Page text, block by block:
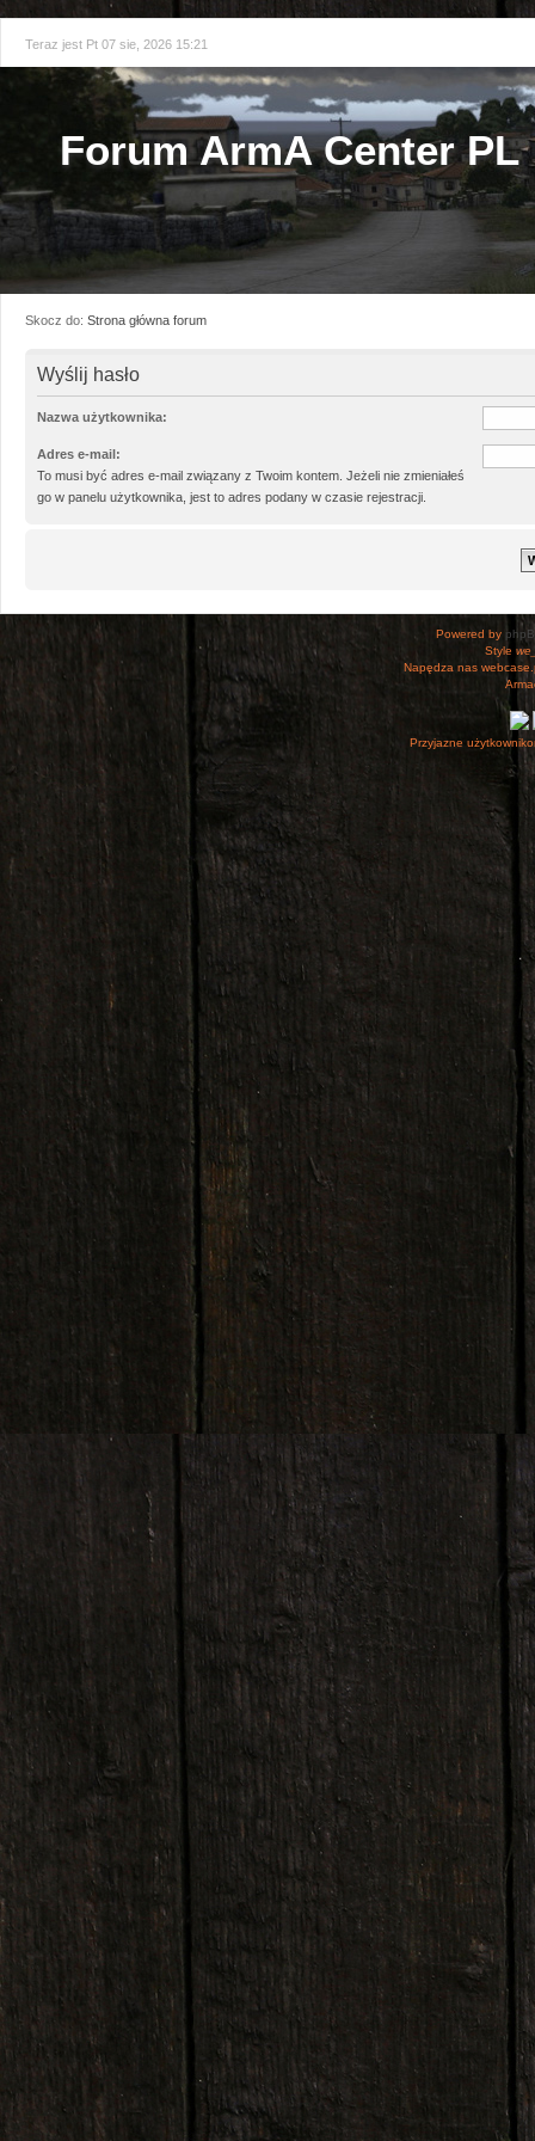
Teraz jest Pt 07 sie, 2026 15:21
Forum ArmA Center PL
Skocz do: Strona główna forum
Wyślij hasło
Nazwa użytkownika:
Adres e-mail:
To musi być adres e-mail związany z Twoim kontem. Jeżeli nie zmieniałeś
go w panelu użytkownika, jest to adres podany w czasie rejestracji.
Powered by
Style
Napędza nas
Przyjazne